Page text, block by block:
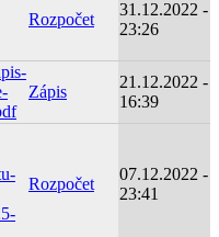
Rozpočet
31.12.2022 -
23:26
Zápis
21.12.2022 -
16:39
Rozpočet
07.12.2022 -
23:41